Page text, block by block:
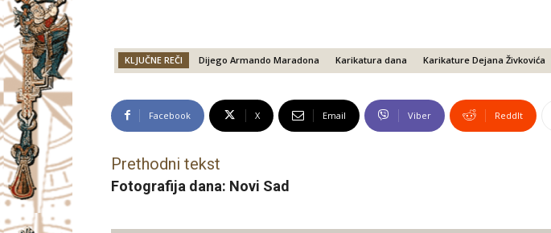
KLJUČNE REČI Dijego Armando Maradona Karikatura dana Karikature Dejana Živkovića
Facebook X Email Viber ReddIt
Prethodni tekst
Fotografija dana: Novi Sad